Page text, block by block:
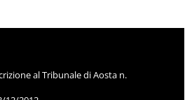
al Tribunale di Aosta n.